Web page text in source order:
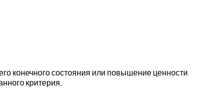
конечного состояния или повышение ценности
критерия.